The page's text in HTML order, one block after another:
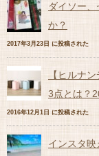
ダイソー
か？
2017年3月23日 に投稿された
【ヒルナ
3点とは？
2016年12月1日 に投稿された
インスタ映